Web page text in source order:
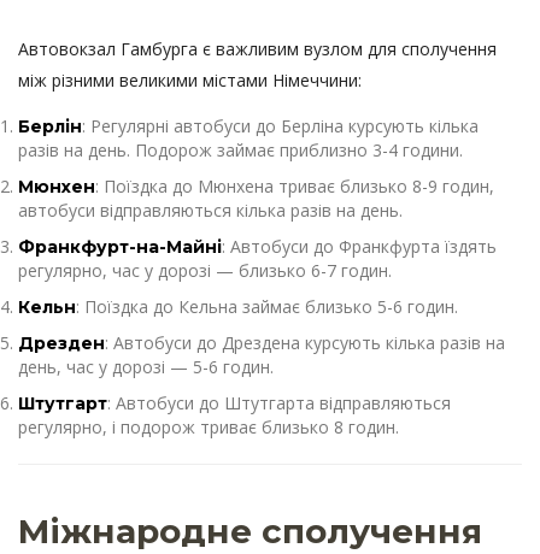
Автовокзал Гамбурга є важливим вузлом для сполучення
між різними великими містами Німеччини:
Берлін: Регулярні автобуси до Берліна курсують кілька
разів на день. Подорож займає приблизно 3-4 години.
Мюнхен: Поїздка до Мюнхена триває близько 8-9 годин,
автобуси відправляються кілька разів на день.
Франкфурт-на-Майні: Автобуси до Франкфурта їздять
регулярно, час у дорозі — близько 6-7 годин.
Кельн: Поїздка до Кельна займає близько 5-6 годин.
Дрезден: Автобуси до Дрездена курсують кілька разів на
день, час у дорозі — 5-6 годин.
Штутгарт: Автобуси до Штутгарта відправляються
регулярно, і подорож триває близько 8 годин.
Міжнародне сполучення